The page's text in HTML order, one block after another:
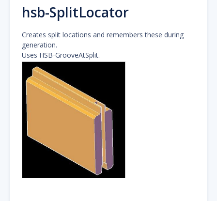
hsb-SplitLocator
Creates split locations and remembers these during
generation.
Uses HSB-GrooveAtSplit.